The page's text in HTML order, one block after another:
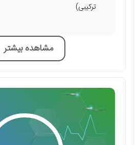
ترکیبی)
مشاهده بیشتر